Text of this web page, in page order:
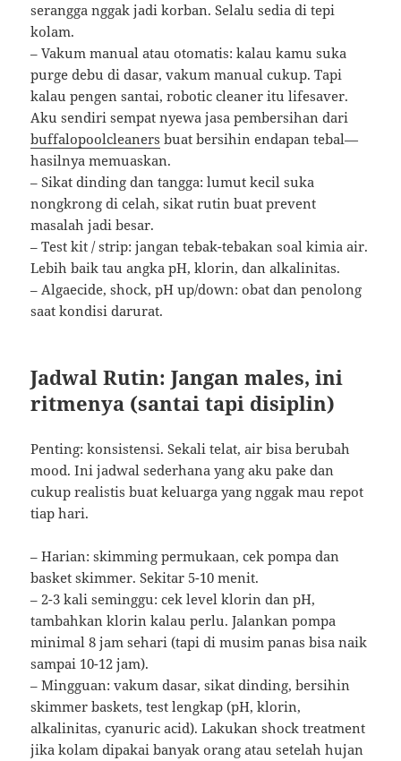
serangga nggak jadi korban. Selalu sedia di tepi
kolam.
– Vakum manual atau otomatis: kalau kamu suka
purge debu di dasar, vakum manual cukup. Tapi
kalau pengen santai, robotic cleaner itu lifesaver.
Aku sendiri sempat nyewa jasa pembersihan dari
buffalopoolcleaners buat bersihin endapan tebal—
hasilnya memuaskan.
– Sikat dinding dan tangga: lumut kecil suka
nongkrong di celah, sikat rutin buat prevent
masalah jadi besar.
– Test kit / strip: jangan tebak-tebakan soal kimia air.
Lebih baik tau angka pH, klorin, dan alkalinitas.
– Algaecide, shock, pH up/down: obat dan penolong
saat kondisi darurat.
Jadwal Rutin: Jangan males, ini
ritmenya (santai tapi disiplin)
Penting: konsistensi. Sekali telat, air bisa berubah
mood. Ini jadwal sederhana yang aku pake dan
cukup realistis buat keluarga yang nggak mau repot
tiap hari.
– Harian: skimming permukaan, cek pompa dan
basket skimmer. Sekitar 5-10 menit.
– 2-3 kali seminggu: cek level klorin dan pH,
tambahkan klorin kalau perlu. Jalankan pompa
minimal 8 jam sehari (tapi di musim panas bisa naik
sampai 10-12 jam).
– Mingguan: vakum dasar, sikat dinding, bersihin
skimmer baskets, test lengkap (pH, klorin,
alkalinitas, cyanuric acid). Lakukan shock treatment
jika kolam dipakai banyak orang atau setelah hujan